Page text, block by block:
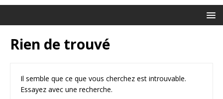
Rien de trouvé
Il semble que ce que vous cherchez est introuvable.
Essayez avec une recherche.